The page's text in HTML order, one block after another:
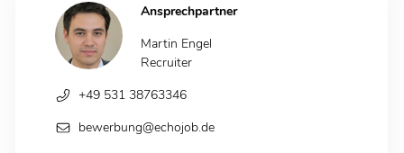
Ansprechpartner
Martin Engel
Recruiter
+49 531 38763346
bewerbung@echojob.de